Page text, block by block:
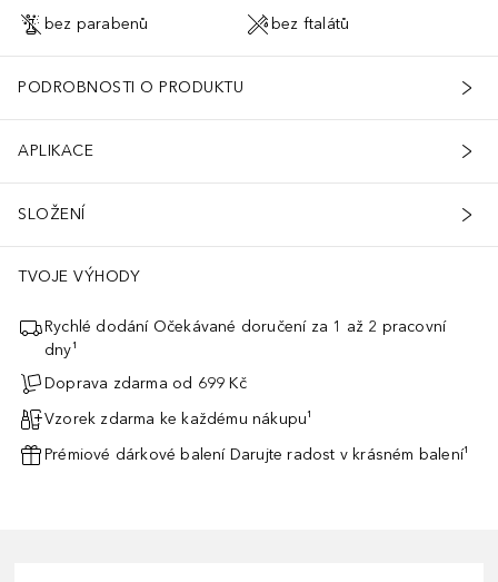
bez parabenů bez ftalátů
PODROBNOSTI O PRODUKTU
APLIKACE
SLOŽENÍ
a tmavých kruhů pod očimaMolekula,
TVOJE VÝHODY
Rychlé dodání Očekávané doručení za 1 až 2 pracovní
dny¹
Doprava zdarma od 699 Kč
Vzorek zdarma ke každému nákupu¹
Prémiové dárkové balení Darujte radost v krásném balení¹